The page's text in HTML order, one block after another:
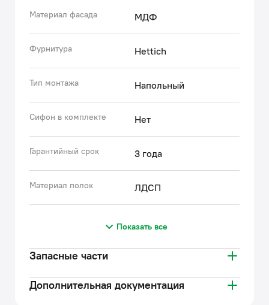
Материал фасада МДФ
Фурнитура Hettich
Тип монтажа Напольный
Сифон в комплекте Нет
Гарантийный срок 3 года
Материал полок ЛДСП
Показать все
Запасные части
Дополнительная документация